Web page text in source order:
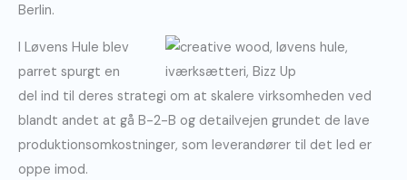
Berlin.
I Løvens Hule blev
parret spurgt en
del ind til deres strategi om at skalere virksomheden ved
blandt andet at gå B-2-B og detailvejen grundet de lave
produktionsomkostninger, som leverandører til det led er
oppe imod.